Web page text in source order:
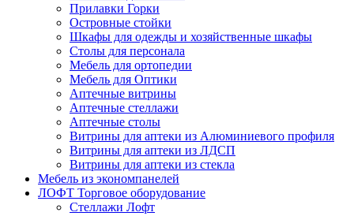
Прилавки Горки
Островные стойки
Шкафы для одежды и хозяйственные шкафы
Столы для персонала
Мебель для ортопедии
Мебель для Оптики
Аптечные витрины
Аптечные стеллажи
Аптечные столы
Витрины для аптеки из Алюминиевого профиля
Витрины для аптеки из ЛДСП
Витрины для аптеки из стекла
Мебель из экономпанелей
ЛОФТ Торговое оборудование
Стеллажи Лофт